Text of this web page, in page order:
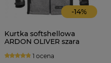
-14%
Kurtka softshellowa
ARDON OLIVER szara
1 ocena